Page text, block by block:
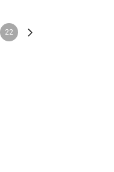
22